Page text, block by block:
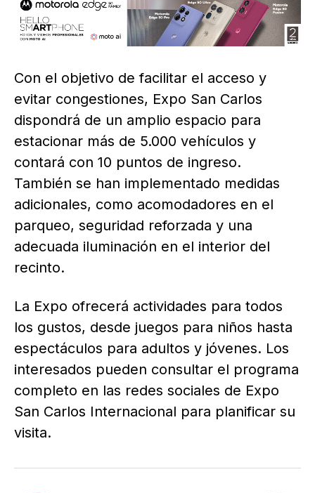
Con el objetivo de facilitar el acceso y
evitar congestiones, Expo San Carlos
dispondrá de un amplio espacio para
estacionar más de 5.000 vehículos y
contará con 10 puntos de ingreso.
También se han implementado medidas
adicionales, como acomodadores en el
parqueo, seguridad reforzada y una
adecuada iluminación en el interior del
recinto.
La Expo ofrecerá actividades para todos
los gustos, desde juegos para niños hasta
espectáculos para adultos y jóvenes. Los
interesados pueden consultar el programa
completo en las redes sociales de Expo
San Carlos Internacional para planificar su
visita.